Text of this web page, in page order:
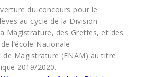
du concours pour le
au cycle de la Division
Magistrature, des Greffes, et des
l’école Nationale
de Magistrature (ENAM) au titre
2019/2020.